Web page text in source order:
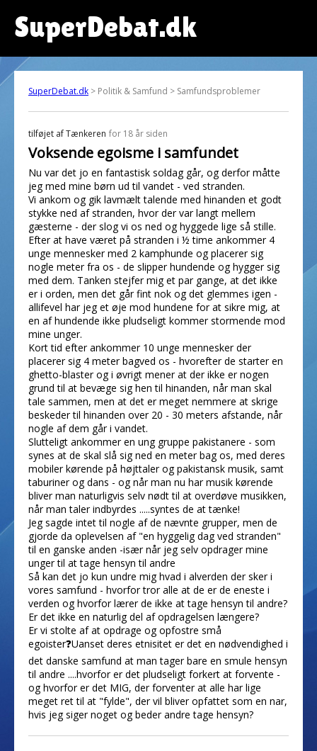
SuperDebat.dk
SuperDebat.dk > Politik & Samfund > Samfundsproblemer
tilføjet afTænkeren for 18 år siden
Voksende egoisme i samfundet
Nu var det jo en fantastisk soldag går, og derfor måtte
jeg med mine børn ud til vandet - ved stranden.
Vi ankom og gik lavmælt talende med hinanden et godt
stykke ned af stranden, hvor der var langt mellem
gæsterne - der slog vi os ned og hyggede lige så stille.
Efter at have været på stranden i ½ time ankommer 4
unge mennesker med 2 kamphunde og placerer sig
nogle meter fra os - de slipper hundende og hygger sig
med dem. Tanken stejfer mig et par gange, at det ikke
er i orden, men det går fint nok og det glemmes igen -
allifevel har jeg et øje mod hundene for at sikre mig, at
en af hundende ikke pludseligt kommer stormende mod
mine unger.
Kort tid efter ankommer 10 unge mennesker der
placerer sig 4 meter bagved os - hvorefter de starter en
ghetto-blaster og i øvrigt mener at der ikke er nogen
grund til at bevæge sig hen til hinanden, når man skal
tale sammen, men at det er meget nemmere at skrige
beskeder til hinanden over 20 - 30 meters afstande, når
nogle af dem går i vandet.
Slutteligt ankommer en ung gruppe pakistanere - som
synes at de skal slå sig ned en meter bag os, med deres
mobiler kørende på højttaler og pakistansk musik, samt
taburiner og dans - og når man nu har musik kørende
bliver man naturligvis selv nødt til at overdøve musikken,
når man taler indbyrdes .....syntes de at tænke!
Jeg sagde intet til nogle af de nævnte grupper, men de
gjorde da oplevelsen af "en hyggelig dag ved stranden"
til en ganske anden -især når jeg selv opdrager mine
unger til at tage hensyn til andre
Så kan det jo kun undre mig hvad i alverden der sker i
vores samfund - hvorfor tror alle at de er de eneste i
verden og hvorfor lærer de ikke at tage hensyn til andre?
Er det ikke en naturlig del af opdragelsen længere?
Er vi stolte af at opdrage og opfostre små
egoister❓Uanset deres etnisitet er det en nødvendighed i
det danske samfund at man tager bare en smule hensyn
til andre ....hvorfor er det pludseligt forkert at forvente -
og hvorfor er det MIG, der forventer at alle har lige
meget ret til at "fylde", der vil bliver opfattet som en nar,
hvis jeg siger noget og beder andre tage hensyn?